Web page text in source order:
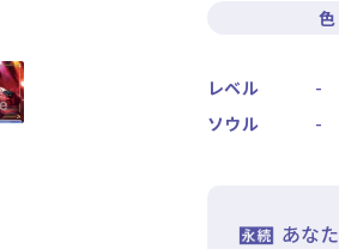
色
レベル -
ソウル
-
あな